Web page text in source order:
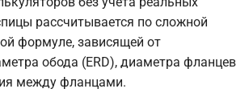
рассчитывается по сложной
формуле, зависящей от
обода (ERD), диаметра фланцев
между фланцами.